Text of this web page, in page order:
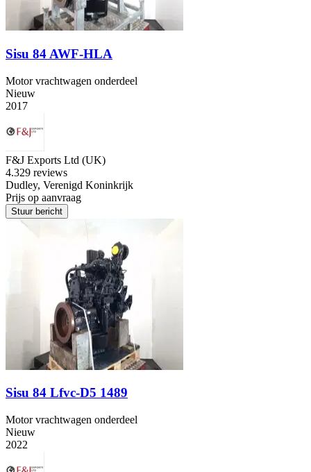
Sisu 84 AWF-HLA
Motor vrachtwagen onderdeel
Nieuw
2017
F&J Exports Ltd (UK)
4.329 reviews
Dudley, Verenigd Koninkrijk
Prijs op aanvraag
Stuur bericht
Sisu 84 Lfvc-D5 1489
Motor vrachtwagen onderdeel
Nieuw
2022